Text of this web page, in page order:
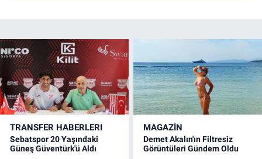
TRANSFER HABERLERI
Sebatspor 20 Yaşındaki
Güneş Güventürk'ü Aldı
MAGAZİN
Demet Akalın'ın Filtresiz
Görüntüleri Gündem Oldu